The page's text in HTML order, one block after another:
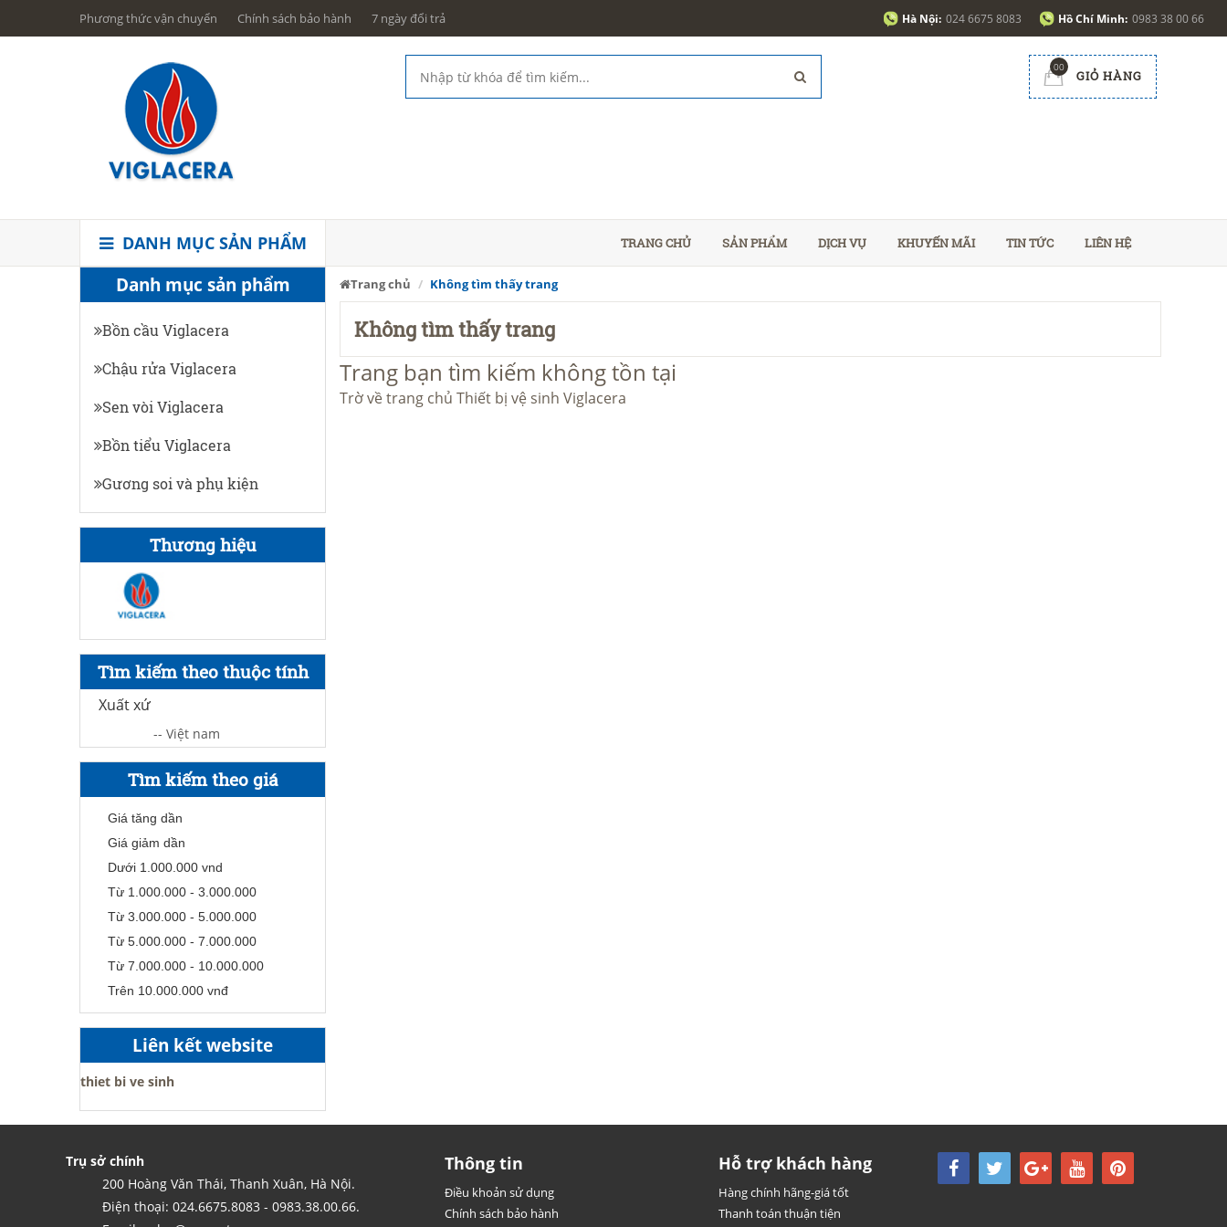
Phương thức vận chuyển Chính sách bảo hành 7 ngày đổi trả Hà Nội: 024 6675 8083 Hồ Chí Minh: 0983 38 00 66
00
GIỎ HÀNG
DANH MỤC SẢN PHẨM TRANG CHỦ SẢN PHẨM DỊCH VỤ KHUYẾN MÃI TIN TỨC LIÊN HỆ
Danh mục sản phẩm
Bồn cầu Viglacera
Chậu rửa Viglacera
Sen vòi Viglacera
Bồn tiểu Viglacera
Gương soi và phụ kiện
Thương hiệu
Tìm kiếm theo thuộc tính
Xuất xứ
-- Việt nam
Tìm kiếm theo giá
Giá tăng dần
Giá giảm dần
Dưới 1.000.000 vnd
Từ 1.000.000 - 3.000.000
Từ 3.000.000 - 5.000.000
Từ 5.000.000 - 7.000.000
Từ 7.000.000 - 10.000.000
Trên 10.000.000 vnđ
Liên kết website
thiet bi ve sinh
Trang chủ Không tìm thấy trang
Không tìm thấy trang
Trang bạn tìm kiếm không tồn tại
Trờ về trang chủ Thiết bị vệ sinh Viglacera
Trụ sở chính
200 Hoàng Văn Thái, Thanh Xuân, Hà Nội.
Điện thoại: 024.6675.8083 - 0983.38.00.66.
Thông tin
Điều khoản sử dụng
Chính sách bảo hành
Hỗ trợ khách hàng
Hàng chính hãng-giá tốt
Thanh toán thuận tiện